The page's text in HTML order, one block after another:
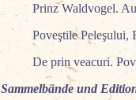
Prinz Waldvogel.
Poveştile Peleşului,
De prin veacuri.
Sammelbände und